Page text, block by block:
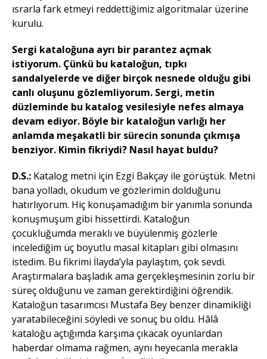
ısrarla fark etmeyi reddettiğimiz algoritmalar üzerine
kurulu.
Sergi kataloğuna ayrı bir parantez açmak
istiyorum. Çünkü bu kataloğun, tıpkı
sandalyelerde ve diğer birçok nesnede olduğu gibi
canlı oluşunu gözlemliyorum. Sergi, metin
düzleminde bu katalog vesilesiyle nefes almaya
devam ediyor. Böyle bir kataloğun varlığı her
anlamda meşakatli bir sürecin sonunda çıkmışa
benziyor. Kimin fikriydi? Nasıl hayat buldu?
D.S.: Katalog metni için Ezgi Bakçay ile görüştük. Metni
bana yolladı, okudum ve gözlerimin dolduğunu
hatırlıyorum. Hiç konuşamadığım bir yanımla sonunda
konuşmuşum gibi hissettirdi. Kataloğun
çocukluğumda meraklı ve büyülenmiş gözlerle
incelediğim üç boyutlu masal kitapları gibi olmasını
istedim. Bu fikrimi İlayda’yla paylaştım, çok sevdi.
Araştırmalara başladık ama gerçekleşmesinin zorlu bir
süreç olduğunu ve zaman gerektirdiğini öğrendik.
Kataloğun tasarımcısı Mustafa Bey benzer dinamikliği
yaratabileceğini söyledi ve sonuç bu oldu. Hâlâ
kataloğu açtığımda karşıma çıkacak oyunlardan
haberdar olmama rağmen, aynı heyecanla merakla